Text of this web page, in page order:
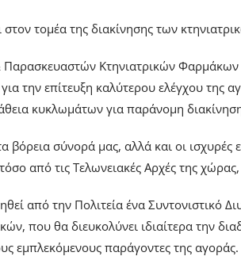
τομέα της διακίνησης των
Κτηνιατρικών Φαρμάκων
την επίτευξη καλύτερου ελέγχου
κυκλωμάτων για παράνομη
σύνορά μας, αλλά και οι ισχυρές
από τις Τελωνειακές Αρχές της
από την Πολιτεία ένα
που θα διευκολύνει ιδιαίτερα την
εμπλεκόμενους παράγοντες της